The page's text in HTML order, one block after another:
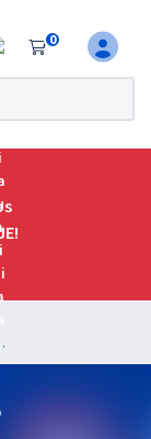
0
Assistente em Administração